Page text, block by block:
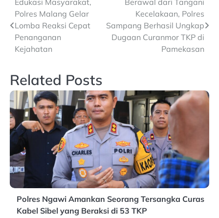
Post
navigation
Polres Malang Gelar
Lomba Reaksi Cepat
Penanganan
Kejahatan
Kecelakaan, Polres
Sampang Berhasil Ungkap
Dugaan Curanmor TKP di
Pamekasan
Related Posts
Polres Ngawi Amankan Seorang Tersangka Curas
Kabel Sibel yang Beraksi di 53 TKP